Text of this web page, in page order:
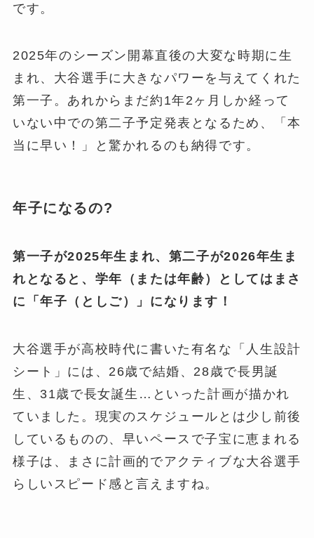
です。
2025年のシーズン開幕直後の大変な時期に生
まれ、大谷選手に大きなパワーを与えてくれた
第一子。あれからまだ約1年2ヶ月しか経って
いない中での第二子予定発表となるため、「本
当に早い！」と驚かれるのも納得です。
年子になるの?
第一子が2025年生まれ、第二子が2026年生ま
れとなると、学年（または年齢）としてはまさ
に「年子（としご）」になります！
大谷選手が高校時代に書いた有名な「人生設計
シート」には、26歳で結婚、28歳で長男誕
生、31歳で長女誕生…といった計画が描かれ
ていました。現実のスケジュールとは少し前後
しているものの、早いペースで子宝に恵まれる
様子は、まさに計画的でアクティブな大谷選手
らしいスピード感と言えますね。